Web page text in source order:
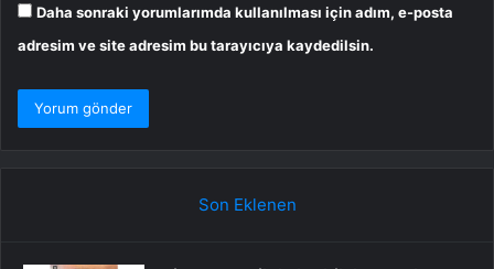
Daha sonraki yorumlarımda kullanılması için adım, e-posta
adresim ve site adresim bu tarayıcıya kaydedilsin.
Son Eklenen